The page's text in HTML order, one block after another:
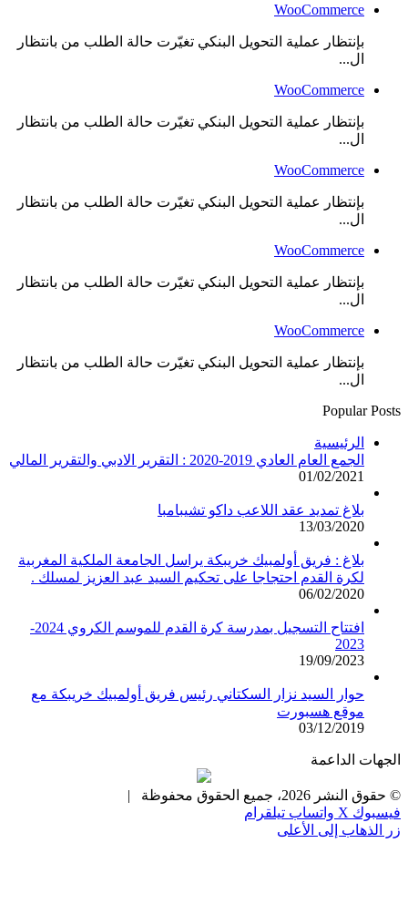
WooCommerce
بإنتظار عملية التحويل البنكي تغيّرت حالة الطلب من بانتظار
ال...
WooCommerce
بإنتظار عملية التحويل البنكي تغيّرت حالة الطلب من بانتظار
ال...
WooCommerce
بإنتظار عملية التحويل البنكي تغيّرت حالة الطلب من بانتظار
ال...
WooCommerce
بإنتظار عملية التحويل البنكي تغيّرت حالة الطلب من بانتظار
ال...
WooCommerce
بإنتظار عملية التحويل البنكي تغيّرت حالة الطلب من بانتظار
ال...
Popular Posts
الرئيسية
الجمع العام العادي 2019-2020 : التقرير الادبي والتقرير المالي
01/02/2021
بلاغ تمديد عقد اللاعب داكو تشيبامبا
13/03/2020
بلاغ : فريق أولمبيك خريبكة يراسل الجامعة الملكية المغربية
لكرة القدم احتجاجا على تحكيم السيد عبد العزيز لمسلك .
06/02/2020
افتتاح التسجيل بمدرسة كرة القدم للموسم الكروي 2024-
2023
19/09/2023
حوار السيد نزار السكتاني رئيس فريق أولمبيك خريبكة مع
موقع هسبورت
03/12/2019
الجهات الداعمة
© حقوق النشر 2026، جميع الحقوق محفوظة |
فيسبوك X واتساب تيلقرام
زر الذهاب إلى الأعلى